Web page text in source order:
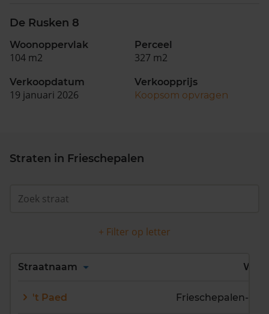
De Rusken 8
Woonoppervlak
104 m2
Perceel
327 m2
Verkoopdatum
19 januari 2026
Verkoopprijs
Koopsom opvragen
Straten in Frieschepalen
+ Filter op letter
Alles
Straatnaam Wijk
't Paed Frieschepalen-